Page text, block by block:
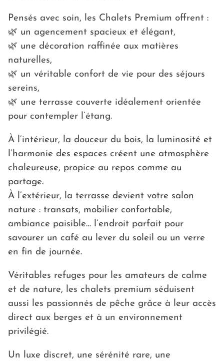
Pensés avec soin, les Chalets Premium offrent :
🌿 un agencement spacieux et élégant,
🌿 une décoration raffinée aux matières
naturelles,
🌿 un véritable confort de vie pour des séjours
sereins,
🌿 une terrasse couverte idéalement orientée
pour contempler l’étang.
À l’intérieur, la douceur du bois, la luminosité et
l’harmonie des espaces créent une atmosphère
chaleureuse, propice au repos comme au
partage.
À l’extérieur, la terrasse devient votre salon
nature : transats, mobilier confortable,
ambiance paisible… l’endroit parfait pour
savourer un café au lever du soleil ou un verre
en fin de journée.
Véritables refuges pour les amateurs de calme
et de nature, les chalets premium séduisent
aussi les passionnés de pêche grâce à leur accès
direct aux berges et à un environnement
privilégié.
Un luxe discret, une sérénité rare, une